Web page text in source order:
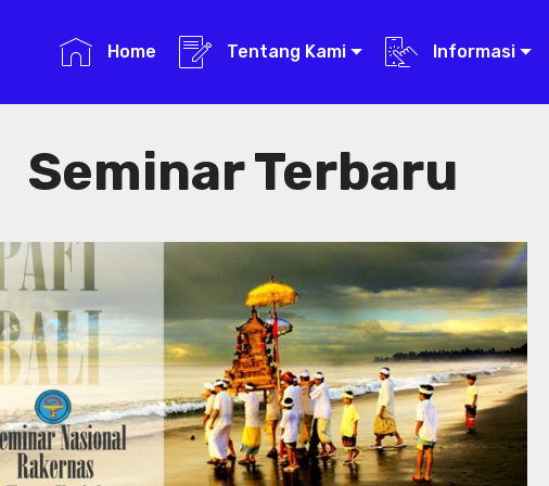
Home Tentang Kami Informasi
Seminar Terbaru